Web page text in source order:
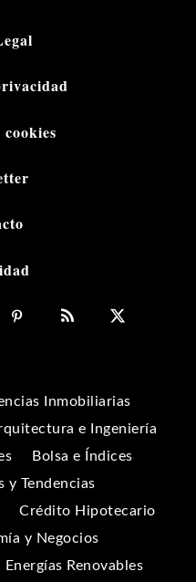
Inmobiliarias
e Ingeniería
Bolsa e Índices
y Tendencias
Crédito Hipotecario
y Negocios
Energías Renovables